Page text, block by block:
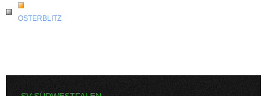
OSTERBLITZ